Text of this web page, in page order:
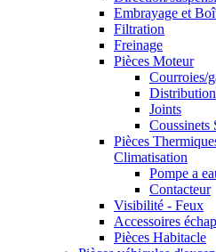
Embrayage et
Filtration
Freinage
Pièces Moteur
Courroies/
Distribution
Joints
Coussinets
Pièces
Climatisation
Pompe a
Contacteur
Visibilité - Feux
Accessoires
Pièces Habitacle